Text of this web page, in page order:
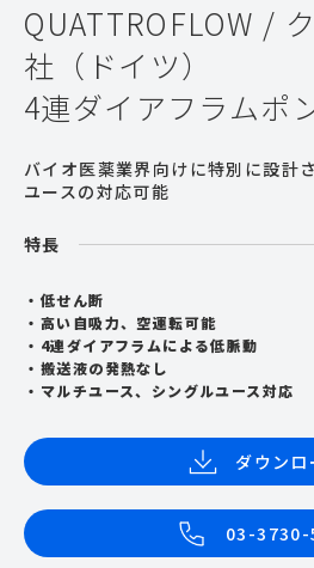
QUATTROFLOW /
社（ドイツ）
4連ダイアフラムポ
バイオ医薬業界向けに特別に設計
ユースの対応可能
特長
低せん断
高い自吸力、空運転可能
4連ダイアフラムによる低脈動
搬送液の発熱なし
マルチユース、シングルユース対応
ダウンロ
03-3730-